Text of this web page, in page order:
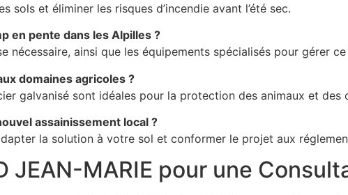
et éliminer les risques d’incendie avant l’été sec.
en pente dans les Alpilles ?
nécessaire, ainsi que les équipements spécialisés pour gérer
domaines agricoles ?
galvanisé sont idéales pour la protection des animaux et des
assainissement local ?
la solution à votre sol et conformer le projet aux
JEAN-MARIE pour une